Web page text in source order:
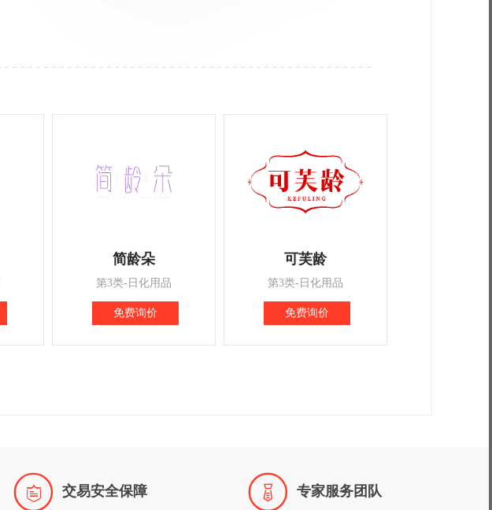
简龄朵
第3类-日化用品
免费询价
可芙龄
第3类-日化用品
免费询价
 交易安全保障  专家服务团队